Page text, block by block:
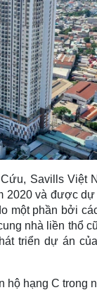
Savills Việt
2020 và được
một phần bởi
nhà liền thổ
triển dự án
hộ hạng C trong